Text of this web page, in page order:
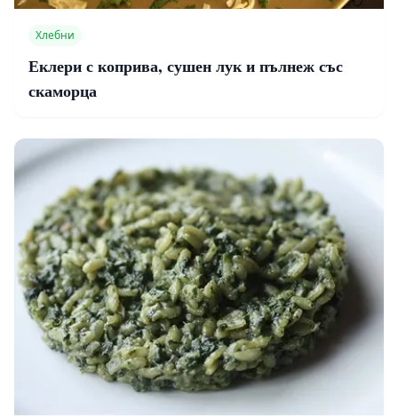
Хлебни
Еклери с коприва, сушен лук и пълнеж със
скаморца